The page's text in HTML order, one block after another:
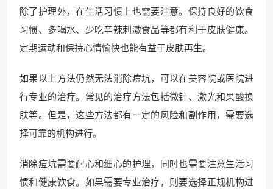
除了护理外，在生活习惯上也需要注意。保持良好的饮食
习惯、多喝水、少吃辛辣刺激食品等都有利于皮肤健康。
定期运动和保持心情愉快也能有益于皮肤再生。
如果以上方法仍然无法消除痘坑，可以在美容院或医院进
行专业的治疗。常见的治疗方法包括微针、激光和果酸换
肤等。但是，这些方法都有一定的风险和副作用，需要选
择可靠的机构进行。
消除痘坑需要耐心和细心的护理，同时也需要注意生活习
惯和健康饮食。如果需要专业治疗，则要选择正规机构进